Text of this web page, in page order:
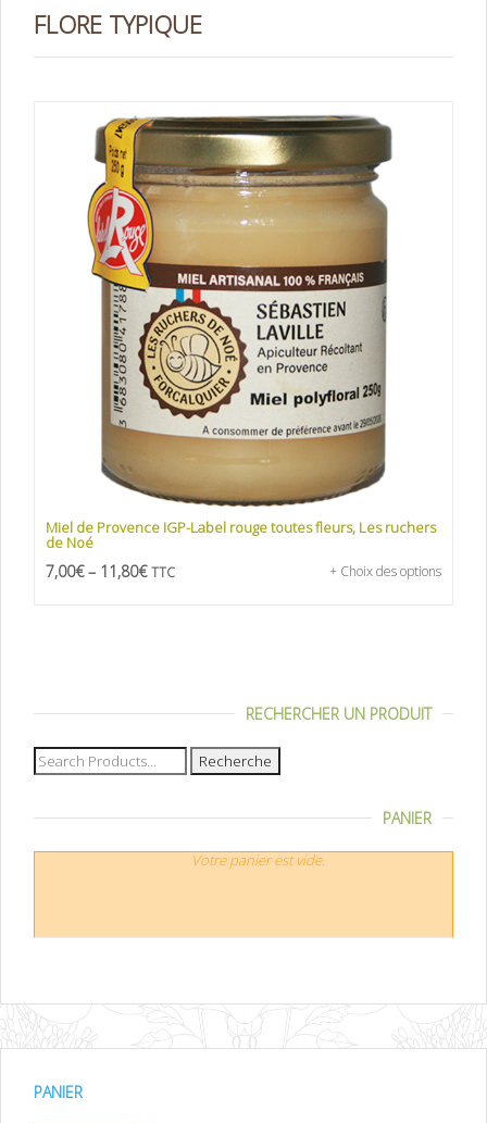
FLORE TYPIQUE
Miel de Provence IGP-Label rouge toutes fleurs, Les ruchers
de Noé
7,00€– 11,80€ TTC + Choix des options
RECHERCHER UN PRODUIT
Recherche
pour :
PANIER
Votre panier est vide.
PANIER